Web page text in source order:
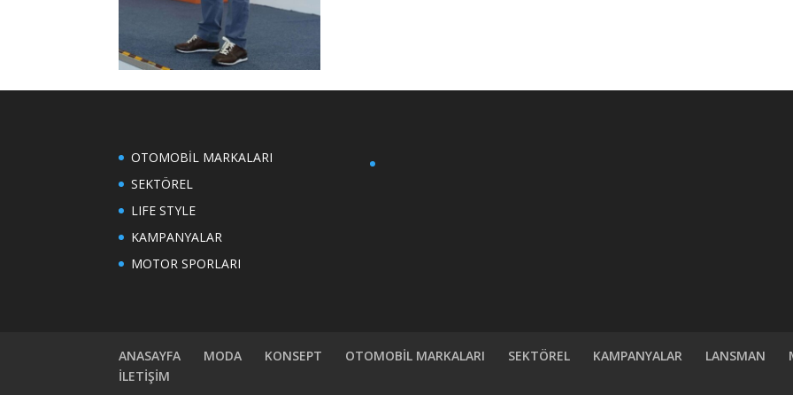
OTOMOBİL MARKALARI
SEKTÖREL
LIFE STYLE
KAMPANYALAR
MOTOR SPORLARI
ANASAYFA MODA KONSEPT OTOMOBİL MARKALARI SEKTÖREL KAMPANYALAR LANSMAN
İLETİŞİM